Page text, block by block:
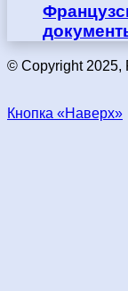
© Copyright 2025,
Кнопка «Наверх»